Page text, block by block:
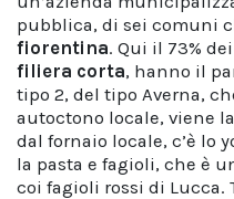
pubblica, di sei comuni
fiorentina. Qui il 73%
filiera corta, hanno il
tipo 2, del tipo Averna,
autoctono locale, viene
dal fornaio locale, c’è lo
la pasta e fagioli, che è
coi fagioli rossi di Lucca.